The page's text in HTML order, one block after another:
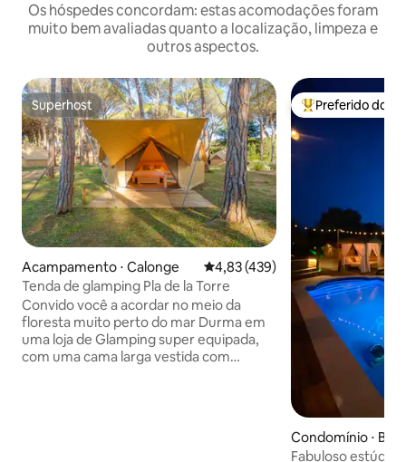
Os hóspedes concordam: estas acomodações foram
muito bem avaliadas quanto a localização, limpeza e
outros aspectos.
Superhost
Superhost
Acampamento ⋅ Calonge 4,83 de uma avaliação média de
4,83 (439)
Tenda de glamping Pla de la Torre
Convido você a acordar no meio da
floresta muito perto do mar Durma em
uma loja de Glamping super equipada,
com uma cama larga vestida com
Entre os
Preferido dos
Condomínio ⋅
Fabuloso